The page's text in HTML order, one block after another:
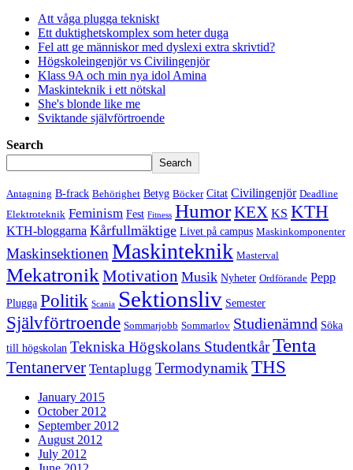
Att våga plugga tekniskt
Ett duktighetskomplex som heter duga
Fel att ge människor med dyslexi extra skrivtid?
Högskoleingenjör vs Civilingenjör
Klass 9A och min nya idol Amina
Maskinteknik i ett nötskal
She's blonde like me
Sviktande självförtroende
Search
Search
Antagning B-frack Behörighet Betyg Böcker Citat Civilingenjör Deadline
Elektroteknik Feminism Fest Fitness HumorKEX KS KTH
KTH-bloggarna Kårfullmäktige Livet på campus Maskinkomponenter
Maskinsektionen Maskinteknik Masterval
Mekatronik Motivation Musik Nyheter Ordförande Pepp
Plugga Politik Scania Sektionsliv Semester
Självförtroende Sommarjobb Sommarlov Studienämnd Söka
till högskolan Tekniska Högskolans StudentkårTenta
Tentanerver Tentaplugg Termodynamik THS
January 2015
October 2012
September 2012
August 2012
July 2012